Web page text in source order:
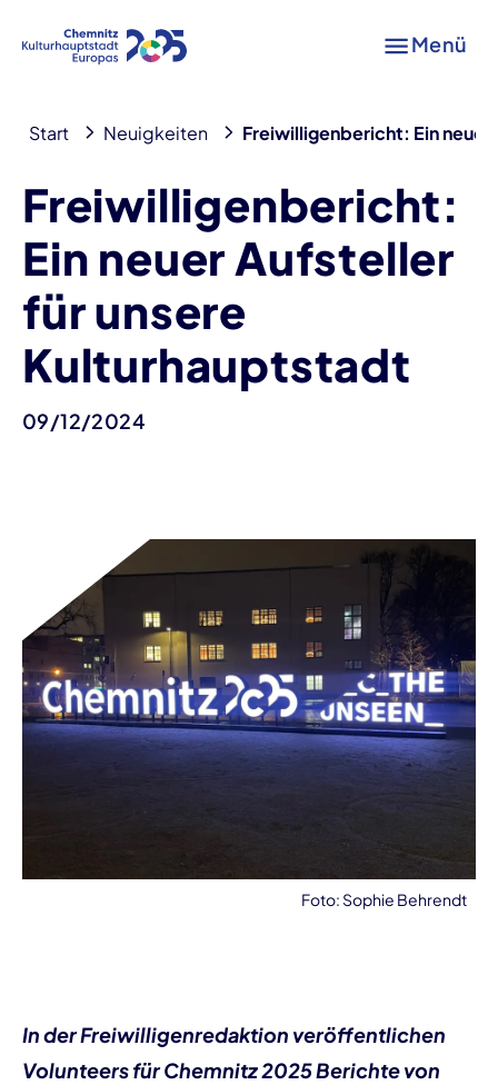
Menü
Start Neuigkeiten Freiwilligenbericht: Ein
Freiwilligenbericht:
Ein neuer Aufsteller
für unsere
Kulturhauptstadt
09/12/2024
Foto: Sophie Behrendt
In der Freiwilligenredaktion veröffentlichen
Volunteers für Chemnitz 2025 Berichte von